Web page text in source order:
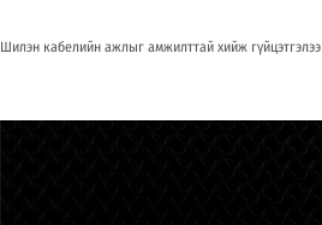
Шилэн кабелийн ажлыг амжилттай хийж гүйцэтгэлээ